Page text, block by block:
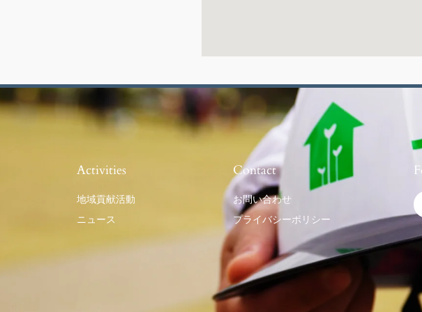
Activities
地域貢献活動
ニュース
Contact
お問い合わせ
プライバシーポリシー